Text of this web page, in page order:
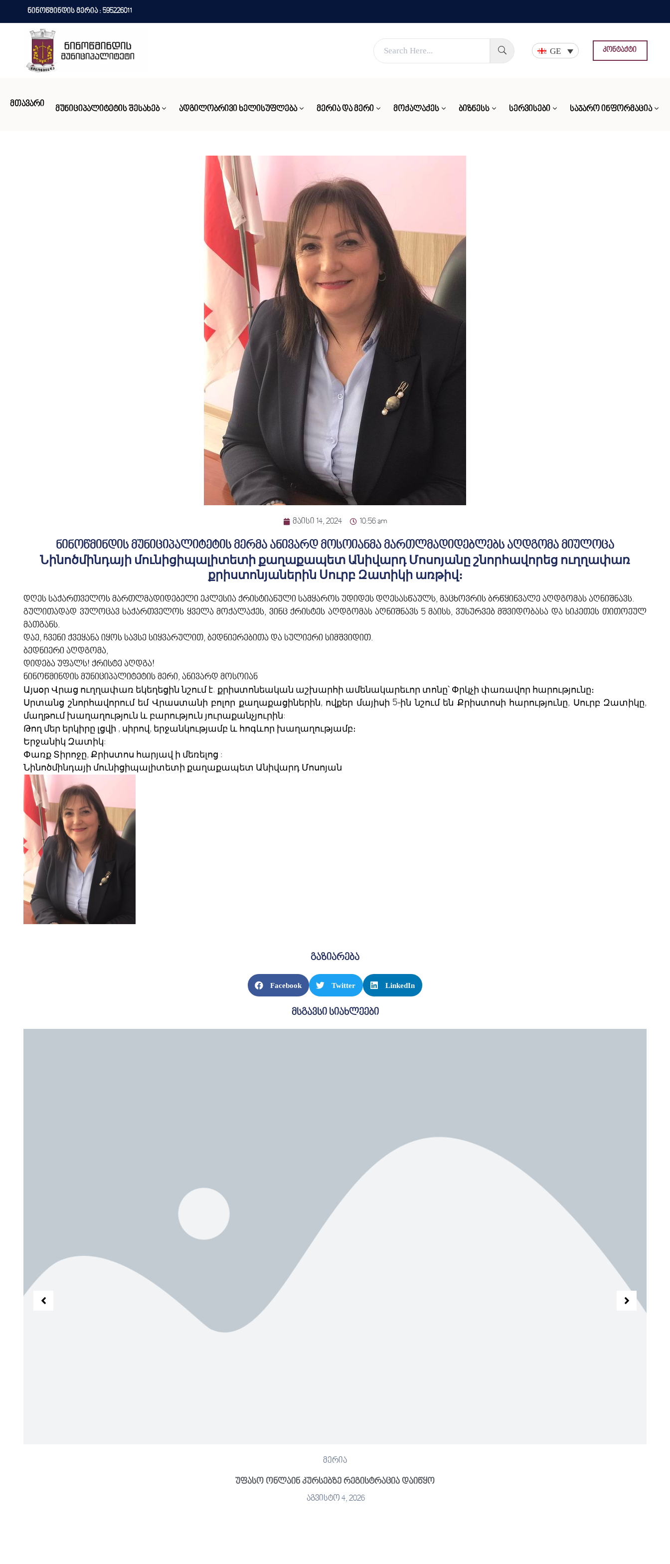
ნინოწმინდის მერია : 595226011
GE კონტაქტი
ᲛᲗᲐᲕᲐᲠᲘ
ᲛᲣᲜᲘᲪᲘᲞᲐᲚᲘᲢᲔᲢᲘᲡ ᲨᲔᲡᲐᲮᲔᲑ ᲐᲓᲒᲘᲚᲝᲑᲠᲘᲕᲘ ᲮᲔᲚᲘᲡᲣᲤᲚᲔᲑᲐ ᲛᲔᲠᲘᲐ ᲓᲐ ᲛᲔᲠᲘ ᲛᲝᲥᲐᲚᲐᲥᲔᲡ ᲑᲘᲖᲜᲔᲡᲡ ᲡᲔᲠᲕᲘᲡᲔᲑᲘ ᲡᲐᲯᲐᲠᲝ ᲘᲜᲤᲝᲠᲛᲐᲪᲘᲐ
მაისი 14, 2024 10:56 am
ნინოწმინდის მუნიციპალიტეტის მერმა ანივარდ მოსოიანმა მართლმადიდებლებს აღდგომა მიულოცა
Նինոծմինդայի մունիցիպալիտետի քաղաքապետ Անիվարդ Մոսոյանը շնորհավորեց ուղղափառ
քրիստոնյաներին Սուրբ Զատիկի առթիվ։
დღეს საქართველოს მართლმადიდებელი ეკლესია ქრისტიანული სამყაროს უდიდეს დღესასწაულს, მაცხოვრის ბრწყინვალე აღდგომას აღნიშნავს.
გულითადად ვულოცავ საქართველოს ყველა მოქალაქეს, ვინც ქრისტეს აღდგომას აღნიშნავს 5 მაისს, ვუსურვებ მშვიდობასა და სიკეთეს თითოეულ
მათგანს.
დაე, ჩვენი ქვეყანა იყოს სავსე სიყვარულით, ბედნიერებითა და სულიერი სიმშვიდით.
ბედნიერი აღდგომა,
დიდება უფალს! ქრისტე აღდგა!
ნინოწმინდის მუნიციპალიტეტის მერი, ანივარდ მოსოიან
Այսօր Վրաց ուղղափառ եկեղեցին նշում է. քրիստոնեական աշխարհի ամենակարեւոր տոնը՝ Փրկչի փառավոր հարությունը։
Սրտանց շնորհավորում եմ Վրաստանի բոլոր քաղաքացիներին, ովքեր մայիսի 5-ին նշում են Քրիստոսի հարությունը, Սուրբ Զատիկը,
մաղթում խաղաղություն և բարություն յուրաքանչյուրին:
Թող մեր երկիրը լցվի , սիրով, երջանկությամբ և հոգևոր խաղաղությամբ։
Երջանիկ Զատիկ:
Փառք Տիրոջը, Քրիստոս հարյավ ի մեռելոց :
Նինոծմինդայի մունիցիպալիտետի քաղաքապետ Անիվարդ Մոսոյան
გაზიარება
Facebook Twitter LinkedIn
მსგავსი სიახლეები
მერია
უფასო ონლაინ კურსებზე რეგისტრაცია დაიწყო
აგვისტო 4, 2026